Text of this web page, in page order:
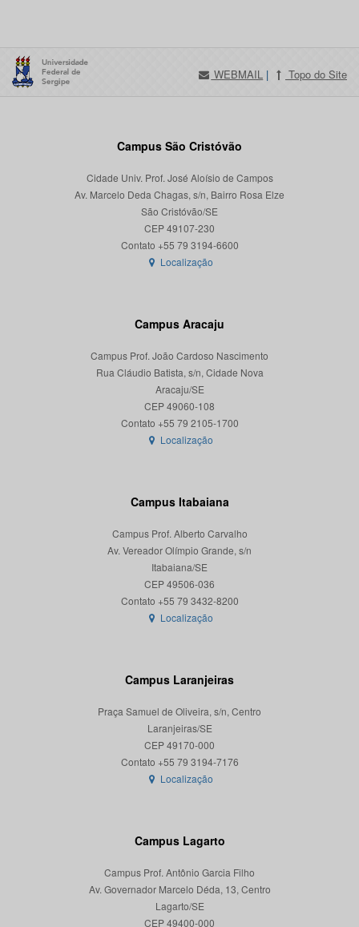
WEBMAIL | Topo do Site
Campus São Cristóvão
Cidade Univ. Prof. José Aloísio de Campos
Av. Marcelo Deda Chagas, s/n, Bairro Rosa Elze
São Cristóvão/SE
CEP 49107-230
Localização
Campus Aracaju
Campus Prof. João Cardoso Nascimento
Rua Cláudio Batista, s/n, Cidade Nova
Aracaju/SE
CEP 49060-108
Localização
Campus Itabaiana
Campus Prof. Alberto Carvalho
Av. Vereador Olímpio Grande, s/n
Itabaiana/SE
CEP 49506-036
Localização
Campus Laranjeiras
Praça Samuel de Oliveira, s/n, Centro
Laranjeiras/SE
CEP 49170-000
Localização
Campus Lagarto
Campus Prof. Antônio Garcia Filho
Av. Governador Marcelo Déda, 13, Centro
Lagarto/SE
CEP 49400-000